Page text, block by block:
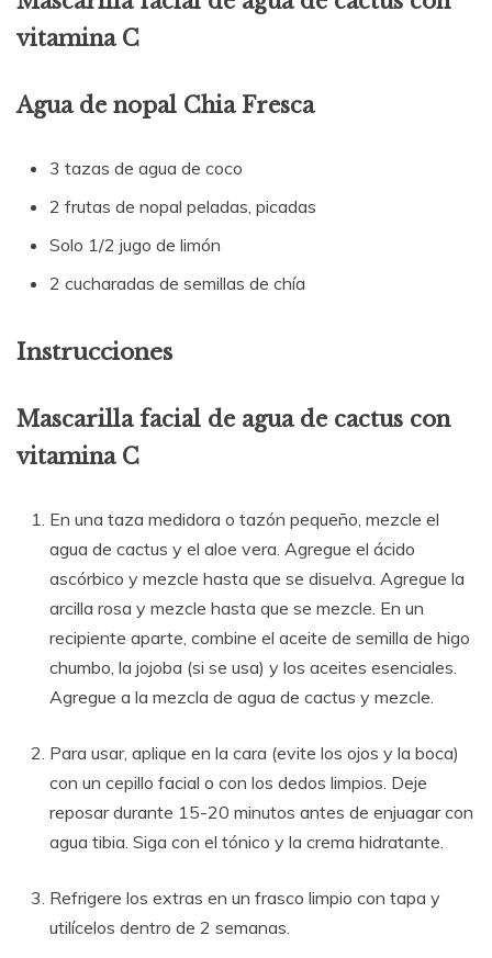
vitamina C
Agua de nopal Chia Fresca
3 tazas de agua de coco
2 frutas de nopal peladas, picadas
Solo 1/2 jugo de limón
2 cucharadas de semillas de chía
Instrucciones
Mascarilla facial de agua de cactus con
vitamina C
En una taza medidora o tazón pequeño, mezcle el
agua de cactus y el aloe vera. Agregue el ácido
ascórbico y mezcle hasta que se disuelva. Agregue la
arcilla rosa y mezcle hasta que se mezcle. En un
recipiente aparte, combine el aceite de semilla de higo
chumbo, la jojoba (si se usa) y los aceites esenciales.
Agregue a la mezcla de agua de cactus y mezcle.
Para usar, aplique en la cara (evite los ojos y la boca)
con un cepillo facial o con los dedos limpios. Deje
reposar durante 15-20 minutos antes de enjuagar con
agua tibia. Siga con el tónico y la crema hidratante.
Refrigere los extras en un frasco limpio con tapa y
utilícelos dentro de 2 semanas.